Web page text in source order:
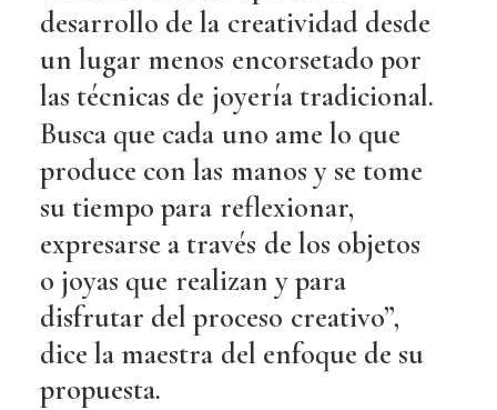
desarrollo dela creatividad desde
un lugar menos encorsetado por
las técnicas de joyeríatradicional.
Busca que cada uno amelo que
produce con las manos y setome
sutiempo para reflexionar,
expresarse através delos objetos
o joyas que realizan ypara
disfrutar del proceso creativo”,
dicela maestra del enfoque de su
propuesta.